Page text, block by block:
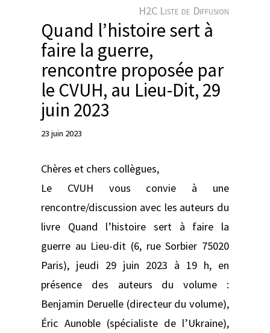
H2C Liste de Diffusion
Quand l’histoire sert à
faire la guerre,
rencontre proposée par
le CVUH, au Lieu-Dit, 29
juin 2023
23 juin 2023
Chères et chers collègues,
Le CVUH vous convie à une
rencontre/discussion avec les auteurs du
livre Quand l’histoire sert à faire la
guerre au Lieu-dit (6, rue Sorbier 75020
Paris), jeudi 29 juin 2023 à 19 h, en
présence des auteurs du volume :
Benjamin Deruelle (directeur du volume),
Éric Aunoble (spécialiste de l’Ukraine),